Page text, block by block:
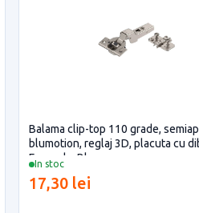
In stoc
Balama clip-top 110 grade,
blumotion, reglaj 3D, placuta cu
Expando, Blum
17,30 lei